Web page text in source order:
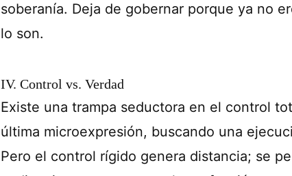
soberanía. Deja de gobernar porque ya no
lo son.
IV. Control vs. Verdad
Existe una trampa seductora en el control
última microexpresión, buscando una
Pero el control rígido genera distancia; se